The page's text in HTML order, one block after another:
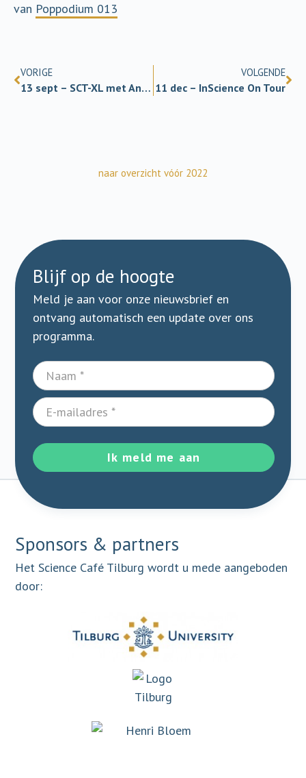
van Poppodium 013
VORIGE
13 sept – SCT-XL met Andrea Maier
VOLGENDE
11 dec – InScience On Tour
naar overzicht vóór 2022
Blijf op de hoogte
Meld je aan voor onze nieuwsbrief en
ontvang automatisch een update over ons
programma.
Ik meld me aan
Sponsors & partners
Het Science Café Tilburg wordt u mede aangeboden
door: